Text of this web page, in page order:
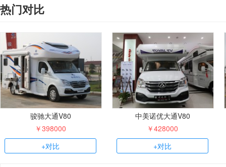
热门对比
骏驰大通V80
￥398000
+对比
中美诺优大通V80
￥428000
+对比